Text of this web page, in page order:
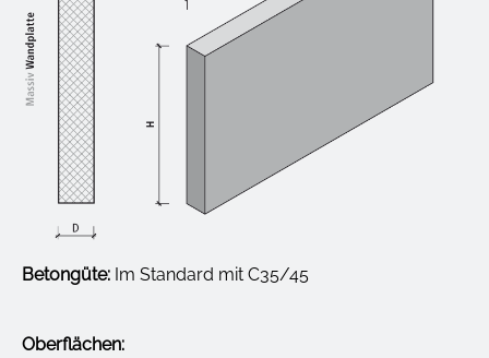
Betongüte: Im Standard mit C35/45
Oberflächen: